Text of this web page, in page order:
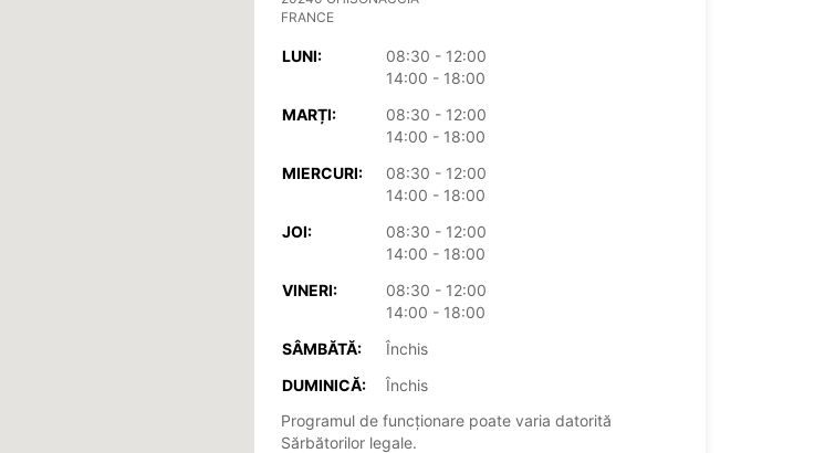
FRANCE
LUNI:
08:30 - 12:00
14:00 - 18:00
MARȚI:
08:30 - 12:00
14:00 - 18:00
MIERCURI:
08:30 - 12:00
14:00 - 18:00
JOI:
08:30 - 12:00
14:00 - 18:00
VINERI:
08:30 - 12:00
14:00 - 18:00
SÂMBĂTĂ:
Închis
DUMINICĂ:
Închis
Programul de funcționare poate varia datorită
Sărbătorilor legale.